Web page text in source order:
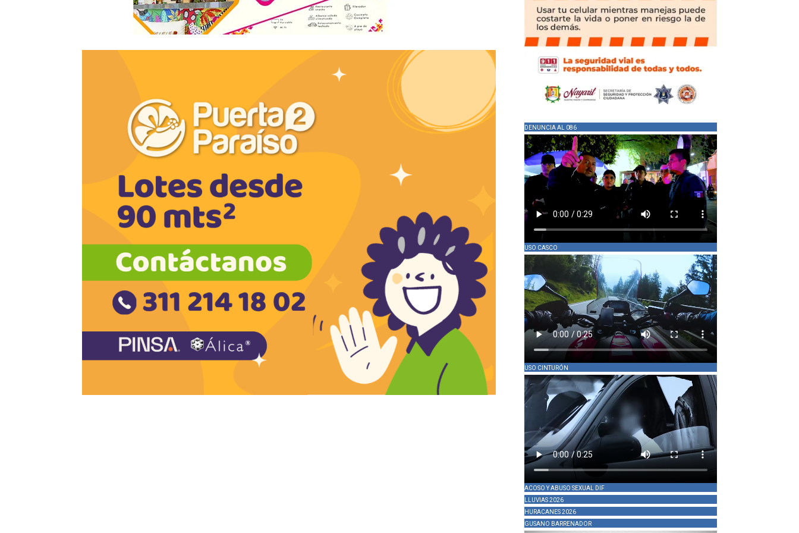
DENUNCIA AL 086
USO CASCO
USO CINTURÓN
ACOSO Y ABUSO SEXUAL DIF
LLUVIAS 2026
HURACANES 2026
GUSANO BARRENADOR